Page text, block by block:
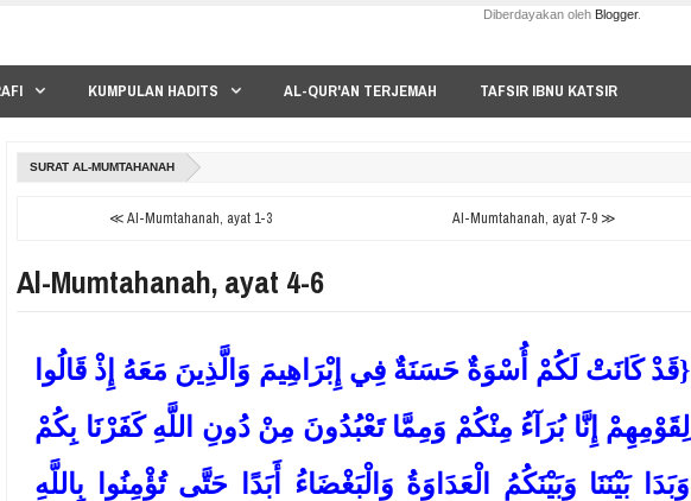
Diberdayakan oleh Blogger.
KUMPULAN HADITS AL-QUR'AN TERJEMAH TAFSIR IBNU KATSIR
SURAT AL-MUMTAHANAH
≪ Al-Mumtahanah, ayat 1-3 Al-Mumtahanah, ayat 7-9 ≫
Al-Mumtahanah, ayat 4-6
{قَدْ كَانَتْ لَكُمْ أُسْوَةٌ حَسَنَةٌ فِي إِبْرَاهِيمَ وَالَّذِينَ مَعَهُ إِذْ قَالُوا
لِقَوْمِهِمْ إِنَّا بُرَآءُ مِنْكُمْ وَمِمَّا تَعْبُدُونَ مِنْ دُونِ اللَّهِ كَفَرْنَا بِكُمْ
وَبَدَا بَيْنَنَا وَبَيْنَكُمُ الْعَدَاوَةُ وَالْبَغْضَاءُ أَبَدًا حَتَّى تُؤْمِنُوا بِاللَّهِ